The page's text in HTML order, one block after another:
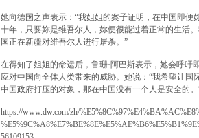
她向德国之声表示：“我姐姐的案子证明，在中国即
十年，只要妳是维吾尔人，妳便很能过着正常的生活
国正在新疆对维吾尔人进行屠杀。”
在得知了姐姐的命运后，鲁珊·阿巴斯表示，她会呼
应对中国向全体人类带来的威胁。她说：“我希望让
中国政府打压的对象，那在中国没有一个人是安全的。
https://www.dw.com/zh/